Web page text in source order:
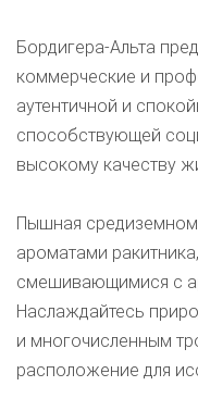
Бордигера-Альта
коммерческие и
аутентичной и
способствующей
высокому качеству
Пышная
ароматами
смешивающимися с
Наслаждайтесь
и многочисленным
расположение для